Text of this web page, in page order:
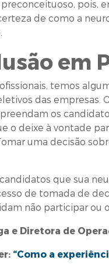
pois,
de como a
em
temos
das empresas.
os
o deixe à vontade
uma decisão
que sua
de tomada de
não participar ou
e Diretora de
“Como a